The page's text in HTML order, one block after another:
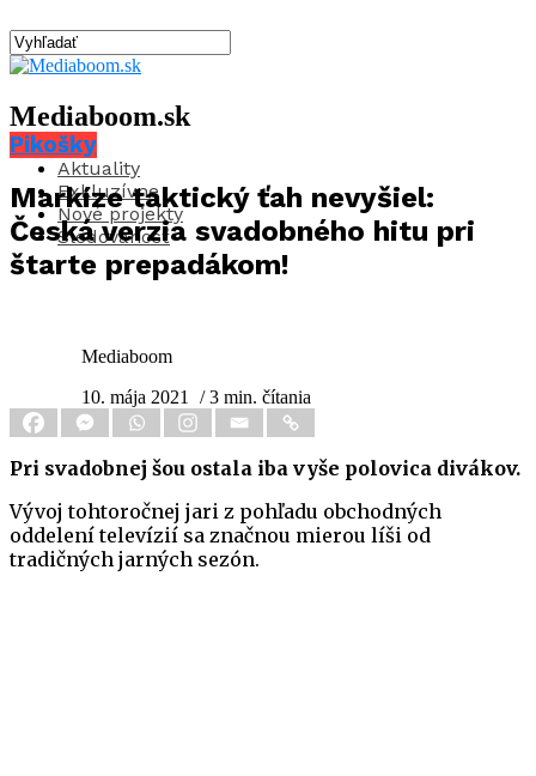
Mediaboom.sk
Aktuality
Exkluzívne
Nové projekty
Sledovanosť
Pikošky
Markíze taktický ťah nevyšiel:
Česká verzia svadobného hitu pri
štarte prepadákom!
Mediaboom
10. mája 2021
/ 3 min. čítania
Pri svadobnej šou ostala iba vyše polovica divákov.
Vývoj tohtoročnej jari z pohľadu obchodných
oddelení televízií sa značnou mierou líši od
tradičných jarných sezón.